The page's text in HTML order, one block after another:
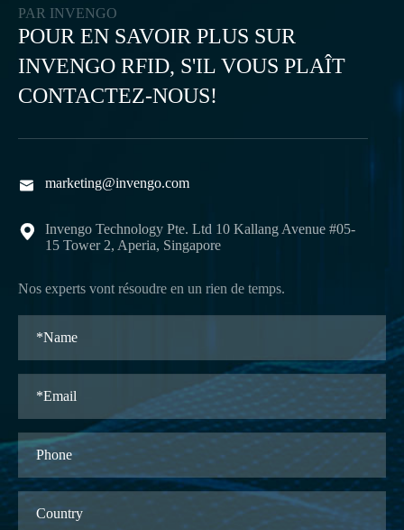
PAR INVENGO
POUR EN SAVOIR PLUS SUR
INVENGO RFID, S'IL VOUS PLAÎT
CONTACTEZ-NOUS!
 marketing@invengo.com

Invengo Technology Pte. Ltd 10 Kallang Avenue #05-
15 Tower 2, Aperia, Singapore
Nos experts vont résoudre en un rien de temps.